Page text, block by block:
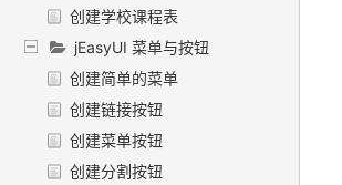
创建学校课程表
jEasyUI 菜单与按钮
创建简单的菜单
创建链接按钮
创建菜单按钮
创建分割按钮